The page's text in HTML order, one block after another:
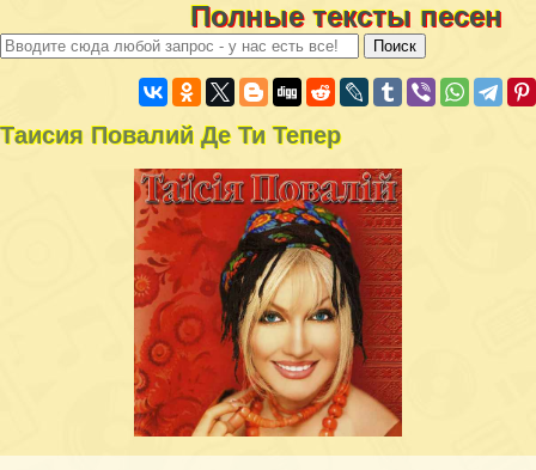
Полные тексты песен
Таисия Повалий Де Ти Тепер